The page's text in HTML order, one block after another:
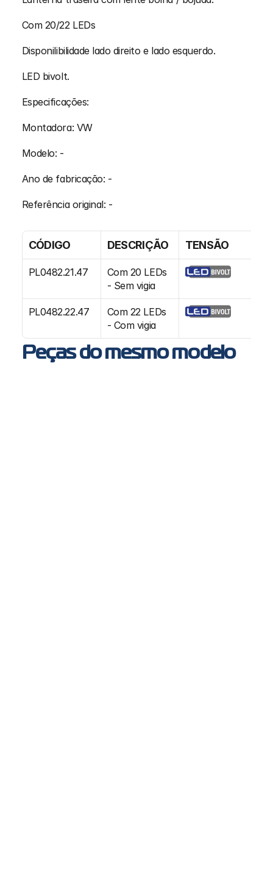
Com 20/22 LEDs
Disponilibilidade lado direito e lado esquerdo.
LED bivolt.
Especificações:
Montadora: VW
Modelo: -
Ano de fabricação: -
Referência original: -
CÓDIGO DESCRIÇÃO TENSÃO
PL0482.21.47
Com 20 LEDs
- Sem vigia
PL0482.22.47
Com 22 LEDs
- Com vigia
Peças do mesmo modelo